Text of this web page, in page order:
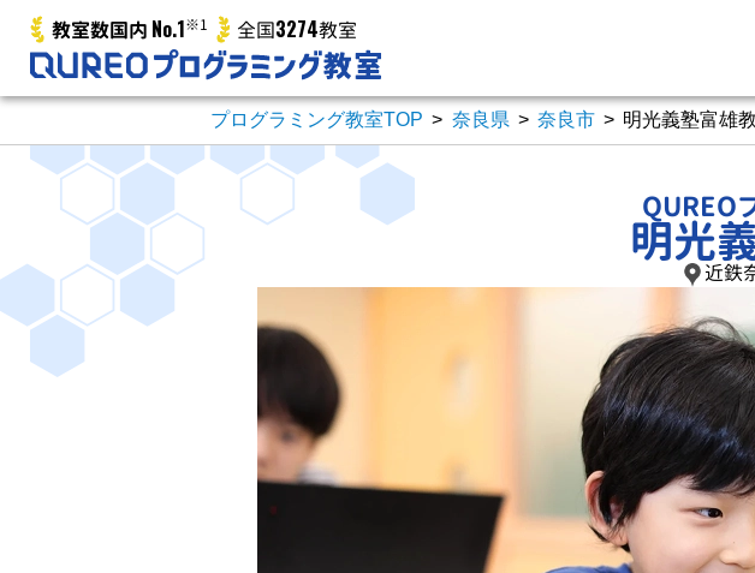
教室数国内 No.1※1 全国3274教室
プログラミング教室TOP > 奈良県 > 奈良市 > 明光義塾富雄
QUREO
明光
近鉄